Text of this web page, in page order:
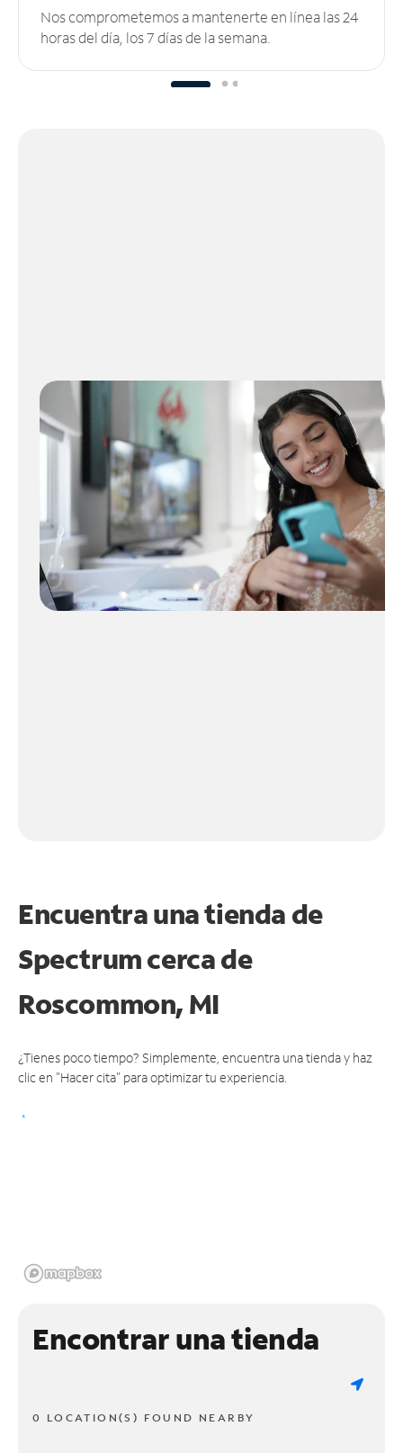
Nos comprometemos a mantenerte en línea las 24
horas del día, los 7 días de la semana.
Encuentra una tienda de
Spectrumcerca de
Roscommon, MI
¿Tienes poco tiempo? Simplemente, encuentra una tienda y haz
clic en "Hacer cita" para optimizar tu experiencia.
Encontrar una tienda
0 LOCATION(S) FOUND NEARBY